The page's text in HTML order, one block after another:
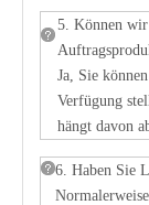
5. Können
Ja, Sie
Verfügung
hängt davon
6. Haben Sie